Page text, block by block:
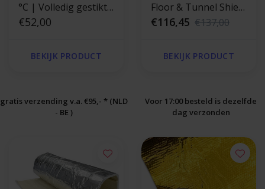
°C | Volledig gestikte
silica isolatie-deken
€52,00
BEKIJK PRODUCT
Floor & Tunnel Shield
II™ zelfklevend |
aluminium laag
€116,45 €137,00
BEKIJK PRODUCT
gratis verzending v.a. €95,- * (NLD
- BE )
Voor 17:00 besteld is dezelfde
dag verzonden